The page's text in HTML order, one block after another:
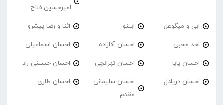
امیرحسین فلاح
ابی و میگوعل ابینو اثنا و رضا پیشرو
احد محبی احسان آقازاده احسان اسماعیلی
احسان پایا احسان تهرانچی احسان حسینی راد
احسان دریادل
احسان سلیمانی
مقدم
احسان طاری